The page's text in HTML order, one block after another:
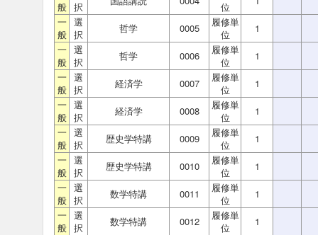
般 択
位
一
般
選
択
哲学 0005
履修単
位
1
一
般
選
択
哲学 0006
履修単
位
1
一
般
選
択
経済学 0007
履修単
位
1
一
般
選
択
経済学 0008
履修単
位
1
一
般
選
択
歴史学特講 0009
履修単
位
1
一
般
選
択
歴史学特講 0010
履修単
位
1
一
般
選
択
数学特講 0011
履修単
位
1
一
般
選
択
数学特講 0012
履修単
位
1